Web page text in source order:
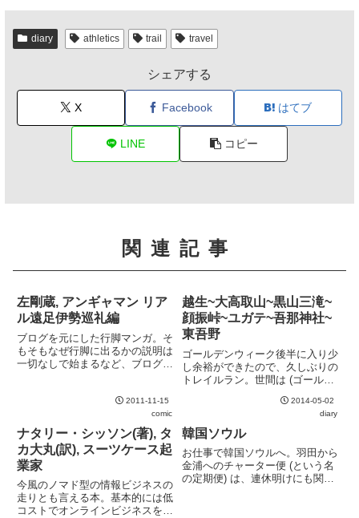
diary athletics trail travel
シェアする
X Facebook はてブ
LINE コピー
関連記事
左剛蔵, アンギャマン リア
ル遠足伊勢巡礼編
ブログを元にした行脚マンガ。そ
もそもなぜ行脚に出るかの説明は
一切なしで始まるなど、ブログを
って余りあるほど。はっきり言っ
てしまうとひたすら歩くだけの内
容はある意味退屈ではあるのだ
が...
2011-11-15
comic
越生~大高取山~黒山三滝~
顔振峠~ユガテ~吾那神社~
東吾野
ゴールデンウィーク後半に入り少
し余裕ができたので、久しぶりの
トレイルラン。世間は (ゴールデ
いうことを忘れており、東武越生
線で高校生の通学集団に囲まれて
しまい少々肩身が狭い思いをする
2014-05-02
diary
ナタリー・シッソン(著), タ
カ大丸(訳), スーツケース起
業家
今風のノマド型の情報ビジネスの
走りとも言える本。基本的には低
コストでオンラインビジネスを立
韓国ソウル
お仕事で韓国ソウルへ。羽田から
金浦へのチャーター便 (という名
の定期便) は、連休明けにも関わ